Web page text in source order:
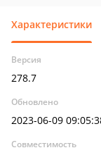
Характеристики
Версия
278.7
Обновлено
2023-06-09
Совместимость